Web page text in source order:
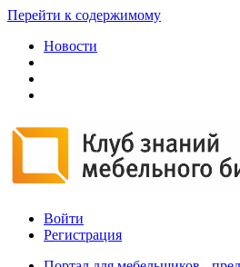
Перейти к содержимому
Новости
Войти
Регистрация